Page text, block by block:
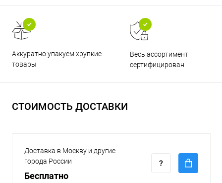
Аккуратно упакуем хрупкие
товары
Весь ассортимент
сертифицирован
СТОИМОСТЬ ДОСТАВКИ
Доставка в Москву и другие
города России
Бесплатно